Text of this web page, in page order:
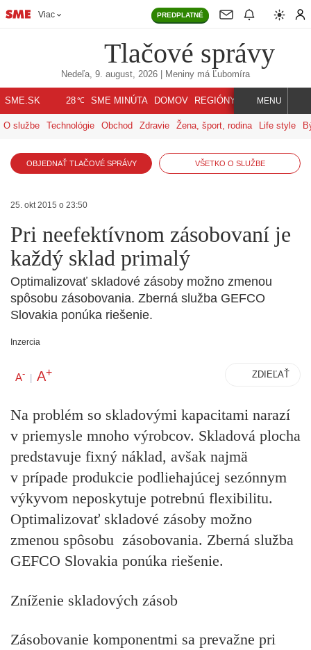
Viac PREDPLATNÉ
Tlačové správy
Nedeľa, 9. august, 2026 | Meniny má Ľubomíra
SME.SK 28℃ SME MINÚTA DOMOV REGIÓNY INDEX SVET
MENU
O službe Technológie Obchod Zdravie Žena, šport, rodina Life style
OBJEDNAŤ TLAČOVÉ SPRÁVY VŠETKO O SLUŽBE
25. okt 2015 o 23:50
Pri neefektívnom zásobovaní je
každý sklad primalý
Optimalizovať skladové zásoby možno zmenou
spôsobu zásobovania. Zberná služba GEFCO
Slovakia ponúka riešenie.
Inzercia
A- | A+ ZDIEĽAŤ
Na problém so skladovými kapacitami narazí
v priemysle mnoho výrobcov. Skladová plocha
predstavuje fixný náklad, avšak najmä
v prípade produkcie podliehajúcej sezónnym
výkyvom neposkytuje potrebnú flexibilitu.
Optimalizovať skladové zásoby možno
zmenou spôsobu zásobovania. Zberná služba
GEFCO Slovakia ponúka riešenie.
Zníženie skladových zásob
Zásobovanie komponentmi sa prevažne pri